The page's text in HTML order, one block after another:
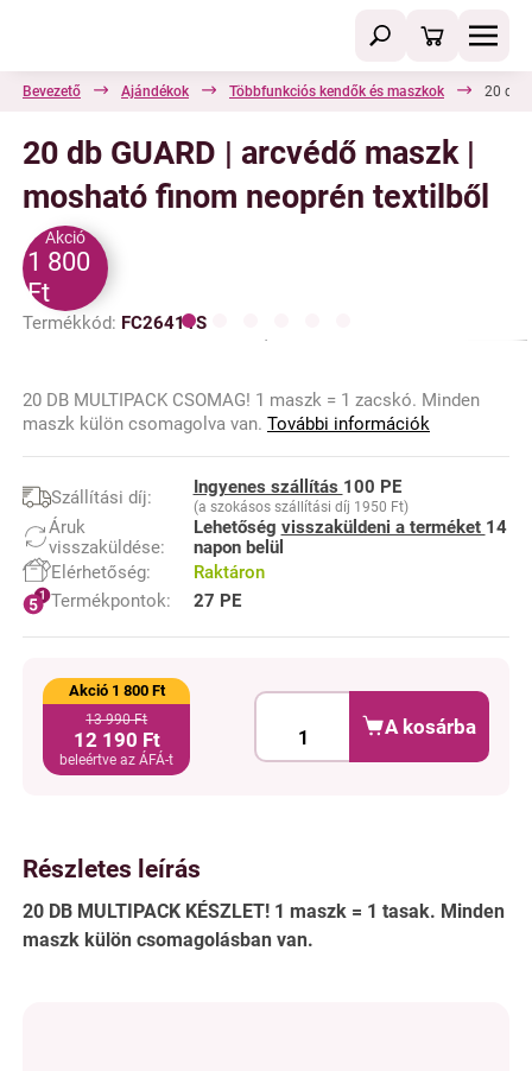
Bevezető Ajándékok Többfunkciós kendők és maszkok 20 db
20 db GUARD | arcvédő maszk |
mosható finom neoprén textilből
Akció
1 800
Ft
Termékkód: FC26411S
20 DB MULTIPACK CSOMAG! 1 maszk = 1 zacskó. Minden
maszk külön csomagolva van. További információk
Szállítási díj: Ingyenes szállítás 100 PE
(a szokásos szállítási díj 1950 Ft)
Áruk
visszaküldése:
Lehetőség visszaküldeni a terméket 14
napon belül
Elérhetőség:
Raktáron
Termékpontok:
27 PE
Akció 1 800 Ft
13 990 Ft
12 190 Ft
beleértve az ÁFÁ-t
A kosárba
Részletes leírás
20 DB MULTIPACK KÉSZLET! 1 maszk = 1 tasak. Minden
maszk külön csomagolásban van.